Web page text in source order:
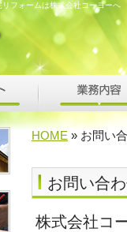
フォームは株式会社コーヨーへ
HOME » お問い
お問い合
株式会社コ